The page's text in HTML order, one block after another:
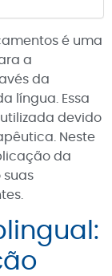
é uma
a
da
língua. Essa
devido
Neste
da
suas